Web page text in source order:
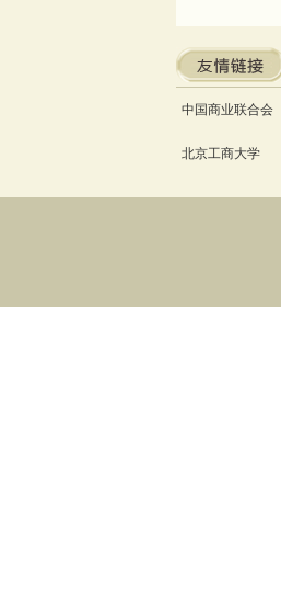
中国商业联合会
北京工商大学